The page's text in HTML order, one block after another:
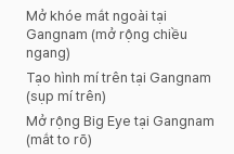
Mở khóe mắt ngoài tại
Gangnam (mở rộng chiều
ngang)
Tạo hình mí trên tại Gangnam
(sụp mí trên)
Mở rộng Big Eye tại Gangnam
(mắt to rõ)